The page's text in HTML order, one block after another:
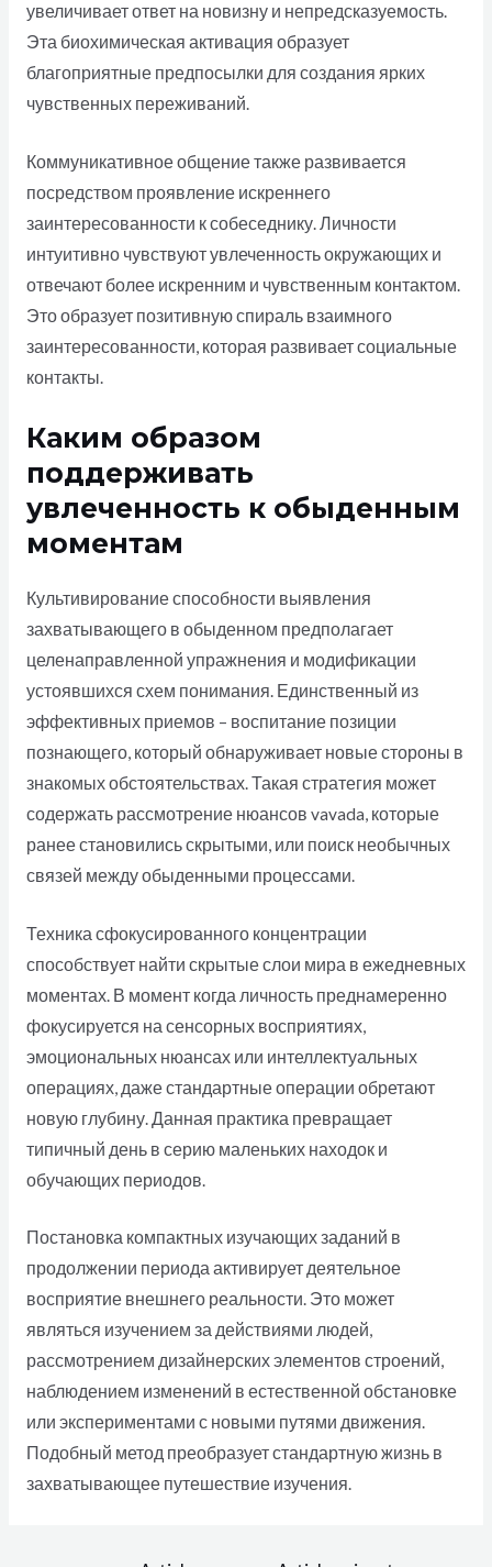
увеличивает ответ на новизну и непредсказуемость.
Эта биохимическая активация образует
благоприятные предпосылки для создания ярких
чувственных переживаний.
Коммуникативное общение также развивается
посредством проявление искреннего
заинтересованности к собеседнику. Личности
интуитивно чувствуют увлеченность окружающих и
отвечают более искренним и чувственным контактом.
Это образует позитивную спираль взаимного
заинтересованности, которая развивает социальные
контакты.
Каким образом
поддерживать
увлеченность к обыденным
моментам
Культивирование способности выявления
захватывающего в обыденном предполагает
целенаправленной упражнения и модификации
устоявшихся схем понимания. Единственный из
эффективных приемов – воспитание позиции
познающего, который обнаруживает новые стороны в
знакомых обстоятельствах. Такая стратегия может
содержать рассмотрение нюансов vavada, которые
ранее становились скрытыми, или поиск необычных
связей между обыденными процессами.
Техника сфокусированного концентрации
способствует найти скрытые слои мира в ежедневных
моментах. В момент когда личность преднамеренно
фокусируется на сенсорных восприятиях,
эмоциональных нюансах или интеллектуальных
операциях, даже стандартные операции обретают
новую глубину. Данная практика превращает
типичный день в серию маленьких находок и
обучающих периодов.
Постановка компактных изучающих заданий в
продолжении периода активирует деятельное
восприятие внешнего реальности. Это может
являться изучением за действиями людей,
рассмотрением дизайнерских элементов строений,
наблюдением изменений в естественной обстановке
или экспериментами с новыми путями движения.
Подобный метод преобразует стандартную жизнь в
захватывающее путешествие изучения.